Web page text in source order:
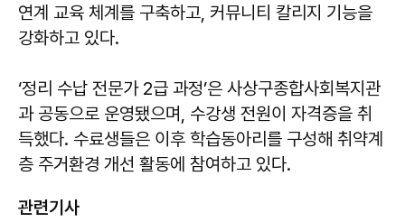
연계 교육 체계를 구축하고, 커뮤니티 칼리지 기능을
강화하고 있다.
‘정리 수납 전문가 2급 과정’은 사상구종합사회복지관
과 공동으로 운영됐으며, 수강생 전원이 자격증을 취
득했다. 수료생들은 이후 학습동아리를 구성해 취약계
층 주거환경 개선 활동에 참여하고 있다.
관련기사